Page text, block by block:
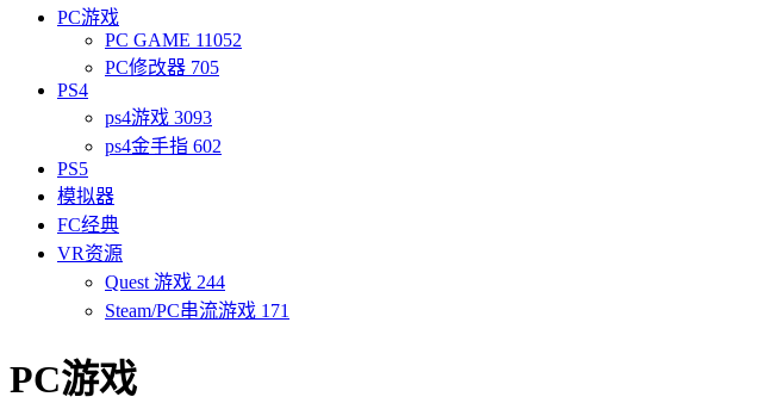
PC游戏
PC GAME 11052
PC修改器 705
PS4
ps4游戏 3093
ps4金手指 602
PS5
模拟器
FC经典
VR资源
Quest 游戏 244
Steam/PC串流游戏 171
PC游戏